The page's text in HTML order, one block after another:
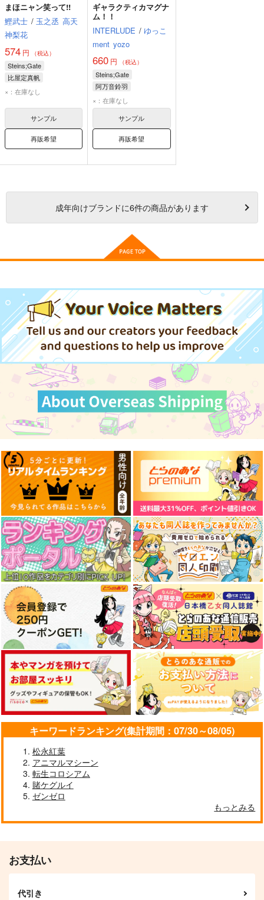
まほニャン笑って!!
鰹武士 / 玉之丞 高天
神梨花
574 円 （税込）
Steins;Gate
比屋定真帆
×：在庫なし
サンプル
再販希望
ギャラクティカマグナ
ム！！
INTERLUDE / ゆっこ
ment yozo
660 円 （税込）
Steins;Gate
阿万音鈴羽
牧瀬紅莉栖
フェイリス・ニャンニャン
×：在庫なし
サンプル
再販希望
成年向けブランドに6件の商品があります
キーワードランキング(集計期間：07/30～08/05)
松永紅葉
アニマルマシーン
転生コロシアム
賭ケグルイ
ゼンゼロ
もっとみる
お支払い
代引き